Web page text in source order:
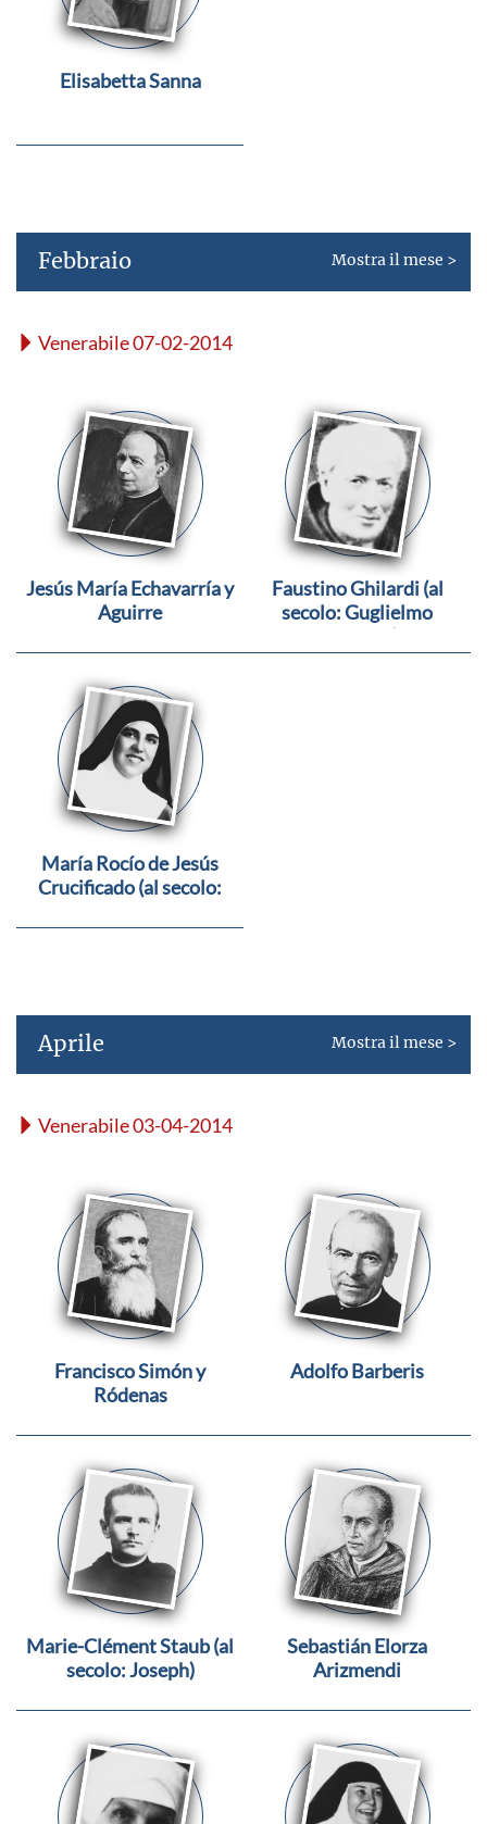
Elisabetta Sanna
Febbraio Mostra il mese >
Venerabile 07-02-2014
Jesús María Echavarría y
Aguirre
Faustino Ghilardi (al
secolo: Guglielmo
María Rocío de Jesús
Crucificado (al secolo:
Xuárez de la Guardia)
Aprile Mostra il mese >
Venerabile 03-04-2014
Francisco Simón y
Ródenas
Adolfo Barberis
Marie-Clément Staub (al
secolo: Joseph)
Sebastián Elorza
Arizmendi